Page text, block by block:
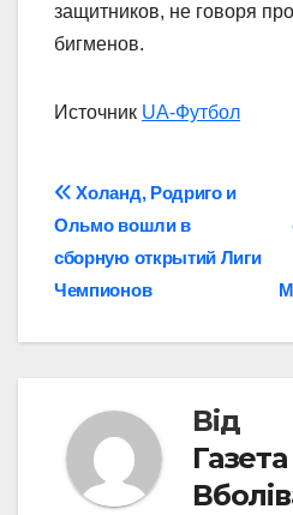
защитников, не говоря
бигменов.
Источник UA-Футбол
Навігація
записів
Холанд, Родриго и
Ольмо вошли в
сборную открытий Лиги
Чемпионов
Від
Газета